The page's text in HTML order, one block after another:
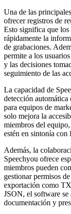
Una de las
ofrecer registros de
Esto significa que
rápidamente la
de grabaciones.
permite a los
y las decisiones
seguimiento de las
La capacidad de
detección automática
para equipos de
solo mejora la
miembros del
estén en sintonía con
Además, la
Speechyou ofrece
miembros pueden
gestionar permisos
exportación como
JSON, el software se
documentación y